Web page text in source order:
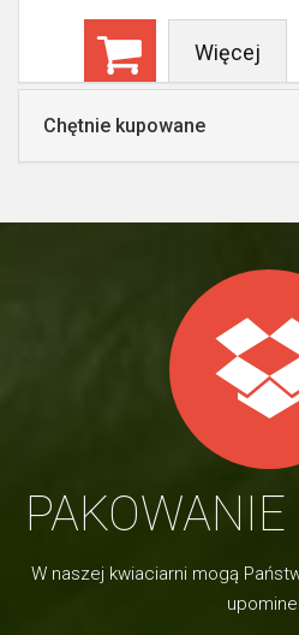
Więcej
Chętnie kupowane
W naszej kwiaciarni mogą